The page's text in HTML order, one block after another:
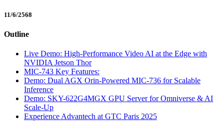
11/6/2568
Outline
Live Demo: High-Performance Video AI at the Edge with
NVIDIA Jetson Thor
MIC-743 Key Features:
Demo: Dual AGX Orin-Powered MIC-736 for Scalable
Inference
Demo: SKY-622G4MGX GPU Server for Omniverse & AI
Scale-Up
Experience Advantech at GTC Paris 2025